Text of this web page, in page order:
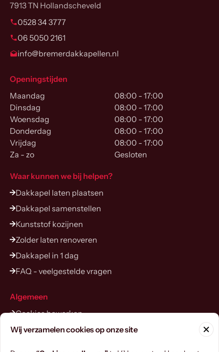
7913 TN Hollandscheveld
0528 34 3777
06 5050 2161
info@bremerdakkapellen.nl
Openingstijden
Maandag
Dinsdag
Woensdag
Donderdag
Vrijdag
Za - zo
08:00 - 17:00
08:00 - 17:00
08:00 - 17:00
08:00 - 17:00
08:00 - 17:00
Gesloten
Waar kunnen we bij helpen?
Dakkapel laten plaatsen
Dakkapel samenstellen
Kunststof kozijnen
Zolder laten renoveren
Dakkapel in 1 dag
FAQ - veelgestelde vragen
Algemeen
Cookies bewerken
Contact opnemen
Wij verzamelen cookies op onze site